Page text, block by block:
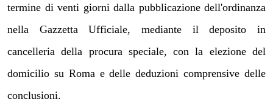
termine di venti giorni dalla pubblicazione dell'ordinanza
nella Gazzetta Ufficiale, mediante il deposito in
cancelleria della procura speciale, con la elezione del
domicilio su Roma e delle deduzioni comprensive delle
conclusioni.